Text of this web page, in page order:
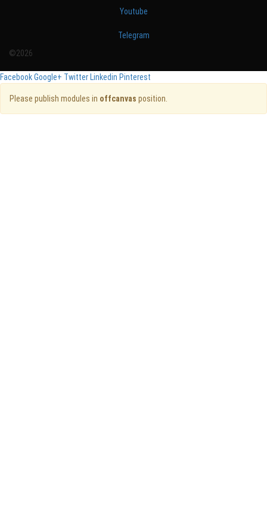
Youtube
Telegram
©2026
FacebookGoogle+ TwitterLinkedin Pinterest
Please publish modules in offcanvas position.